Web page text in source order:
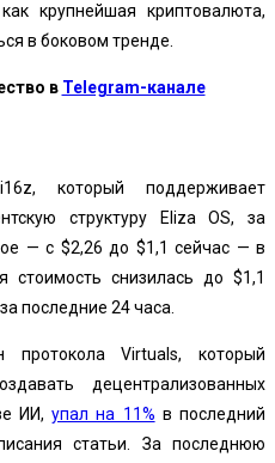
крупнейшая криптовалюта,
в боковом тренде.
в Telegram-канале
который поддерживает
структуру Eliza OS, за
— с $2,26 до $1,1 сейчас — в
стоимость снизилась до $1,1
последние 24 часа.
протокола Virtuals, который
децентрализованных
ИИ,упал на 11% в последний
статьи. За последнюю